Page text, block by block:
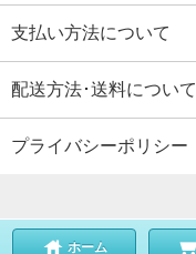
支払い方法について
配送方法･送料について
プライバシーポリシー
ホーム